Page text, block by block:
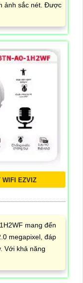
ảnh sắc nét. Được
WIFI EZVIZ
mang đến
megapixel, đáp
Với khả năng